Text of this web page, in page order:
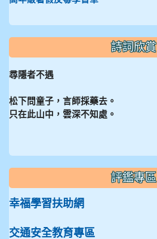
詩詞欣賞
尋隱者不遇
松下問童子，言師採藥去。
只在此山中，雲深不知處。
評鑑專區
幸福學習扶助網
交通安全教育專區